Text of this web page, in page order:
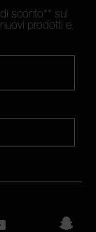
sconto** sul
prodotti e